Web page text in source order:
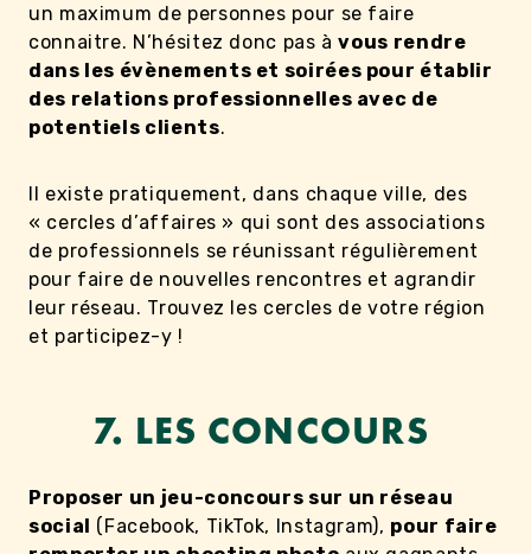
un maximum de personnes pour se faire
connaitre. N’hésitez donc pas àvous rendre
dans les évènements et soirées pour établir
des relations professionnelles avec de
potentiels clients.
Il existe pratiquement, dans chaque ville, des
« cercles d’affaires » qui sont des associations
de professionnels se réunissant régulièrement
pour faire de nouvelles rencontres et agrandir
leur réseau. Trouvez les cercles de votre région
et participez-y !
7. LES CONCOURS
Proposer un jeu-concours sur un réseau
social (Facebook, TikTok, Instagram), pour faire